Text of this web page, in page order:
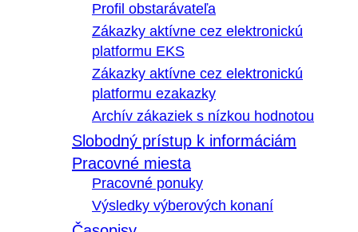
Profil obstarávateľa
Zákazky aktívne cez elektronickú
platformu EKS
Zákazky aktívne cez elektronickú
platformu ezakazky
Archív zákaziek s nízkou hodnotou
Slobodný prístup k informáciám
Pracovné miesta
Pracovné ponuky
Výsledky výberových konaní